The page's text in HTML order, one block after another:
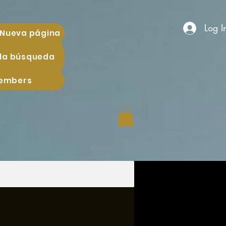
Nueva página
búsqueda
Log